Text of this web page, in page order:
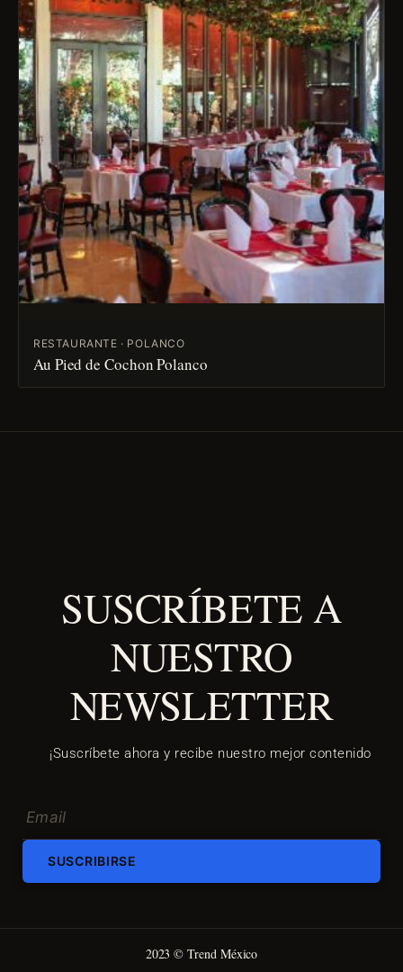
RESTAURANTE · POLANCO
Au Pied de Cochon Polanco
SUSCRÍBETE A
NUESTRO
NEWSLETTER
¡Suscríbete ahora y recibe nuestro mejor contenido
SUSCRIBIRSE
2023 © Trend México